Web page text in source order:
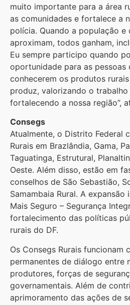
muito importante para a área
as comunidades e fortalece a
polícia. Quando a população e
aproximam, todos ganham,
Eu sempre participo quando
oportunidade para as pessoas
conhecerem os produtos
produz, valorizando o
fortalecendo a nossa região”,
Consegs
Atualmente, o Distrito Federal
Rurais em Brazlândia, Gama,
Taguatinga, Estrutural,
Oeste. Além disso, estão em
conselhos de São Sebastião,
Samambaia Rural. A
Mais Seguro – Segurança
fortalecimento das políticas
rurais do DF.
Os Consegs Rurais funcionam
permanentes de diálogo entre
produtores, forças de
governamentais. Além de
aprimoramento das ações de